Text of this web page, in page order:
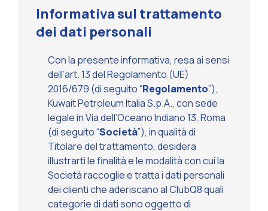
Informativa sul trattamento
dei dati personali
Con la presente informativa, resa ai sensi
dell’art. 13 del Regolamento (UE)
2016/679 (di seguito “Regolamento”),
Kuwait Petroleum Italia S.p.A., con sede
legale in Via dell’Oceano Indiano 13, Roma
(di seguito “Società”), in qualità di
Titolare del trattamento, desidera
illustrarti le finalità e le modalità con cui la
Società raccoglie e tratta i dati personali
dei clienti che aderiscano al ClubQ8 quali
categorie di dati sono oggetto di